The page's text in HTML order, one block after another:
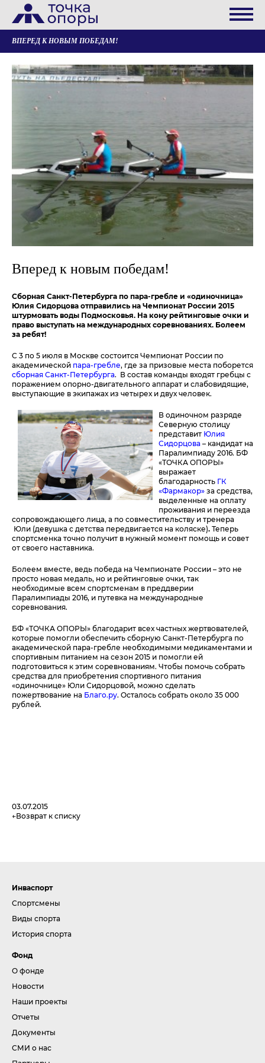
ВПЕРЕД К НОВЫМ ПОБЕДАМ!
Вперед к новым победам!
Сборная Санкт-Петербурга по пара-гребле и «одиночница»
Юлия Сидорцова отправились на Чемпионат России 2015
штурмовать воды Подмосковья. На кону рейтинговые очки и
право выступать на международных соревнованиях. Болеем
за ребят!
С 3 по 5 июля в Москве состоится Чемпионат России по
академической пара-гребле, где за призовые места поборется
сборная Санкт-Петербурга. В состав команды входят гребцы с
поражением опорно-двигательного аппарат и слабовидящие,
выступающие в экипажах из четырех и двух человек.
В одиночном разряде
Северную столицу
представит Юлия
Сидорцова– кандидат на
Паралимпиаду 2016. БФ
«ТОЧКА ОПОРЫ»
выражает
благодарность ГК
«Фармакор»за средства,
выделенные на оплату
проживания и переезда
сопровождающего лица, а по совместительству и тренера
Юли (девушка с детства передвигается на коляске).Теперь
спортсменка точно получит в нужный момент помощь и совет
от своего наставника.
Болеем вместе, ведь победа на Чемпионате России – это не
просто новая медаль, но и рейтинговые очки, так
необходимые всем спортсменам в преддверии
Паралимпиады 2016, и путевка на международные
соревнования.
БФ «ТОЧКА ОПОРЫ» благодарит всех частных жертвователей,
которые помогли обеспечить сборную Санкт-Петербурга по
академической пара-гребле необходимыми медикаментами и
спортивным питанием на сезон 2015 и помогли ей
подготовиться к этим соревнованиям. Чтобы помочь собрать
средства для приобретения спортивного питания
«одиночнице» Юли Сидорцовой, можно сделать
пожертвование на Благо.ру. Осталось собрать около 35 000
рублей.
03.07.2015
Возврат к списку
Инваспорт
Спортсмены
Виды спорта
История спорта
Фонд
О фонде
Новости
Наши проекты
Отчеты
Документы
СМИ о нас